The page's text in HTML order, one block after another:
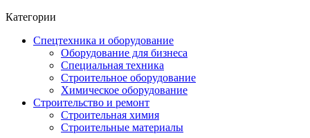
Категории
Спецтехника и оборудование
Оборудование для бизнеса
Специальная техника
Строительное оборудование
Химическое оборудование
Строительство и ремонт
Строительная химия
Строительные материалы